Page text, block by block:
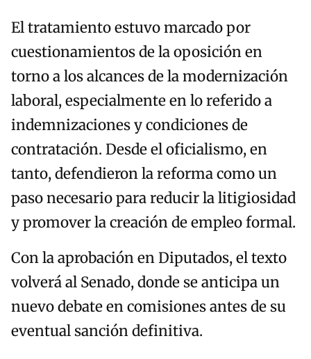
El tratamiento estuvo marcado por
cuestionamientos de la oposición en
torno a los alcances de la modernización
laboral, especialmente en lo referido a
indemnizaciones y condiciones de
contratación. Desde el oficialismo, en
tanto, defendieron la reforma como un
paso necesario para reducir la litigiosidad
y promover la creación de empleo formal.
Con la aprobación en Diputados, el texto
volverá al Senado, donde se anticipa un
nuevo debate en comisiones antes de su
eventual sanción definitiva.